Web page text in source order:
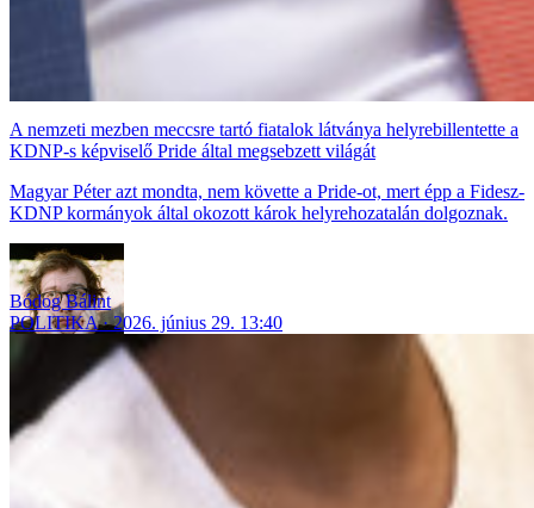
A nemzeti mezben meccsre tartó fiatalok látványa helyrebillentette a
KDNP-s képviselő Pride által megsebzett világát
Magyar Péter azt mondta, nem követte a Pride-ot, mert épp a Fidesz-
KDNP kormányok által okozott károk helyrehozatalán dolgoznak.
Bódog Bálint
POLITIKA
2026. június 29. 13:40